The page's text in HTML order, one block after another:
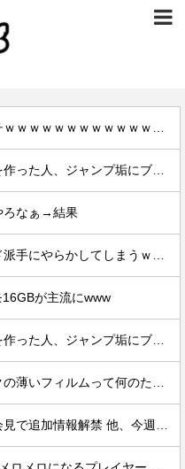
ろなぁ→結果
16GBが主流にwww